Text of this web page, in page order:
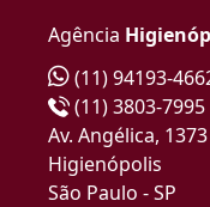
Agência
(11) 94193-
(11) 3803-7995
Av. Angélica, 1373
Higienópolis
São Paulo - SP